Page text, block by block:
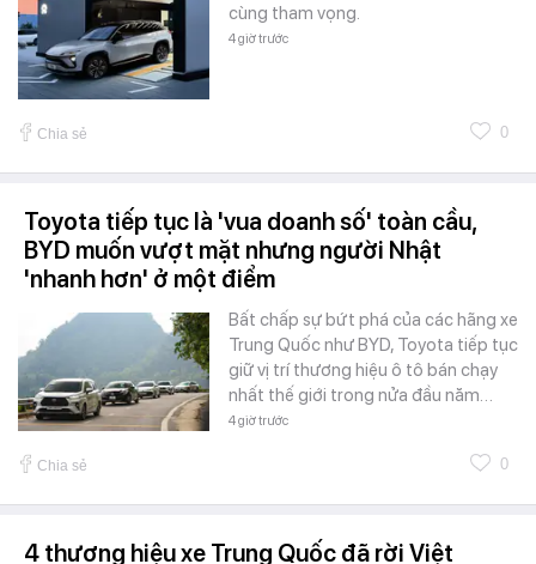
cùng tham vọng.
4 giờ trước
Chia sẻ 0
Toyota tiếp tục là 'vua doanh số' toàn cầu,
BYD muốn vượt mặt nhưng người Nhật
'nhanh hơn' ở một điểm
Bất chấp sự bứt phá của các hãng xe
Trung Quốc như BYD, Toyota tiếp tục
giữ vị trí thương hiệu ô tô bán chạy
nhất thế giới trong nửa đầu năm…
4 giờ trước
Chia sẻ 0
4 thương hiệu xe Trung Quốc đã rời Việt